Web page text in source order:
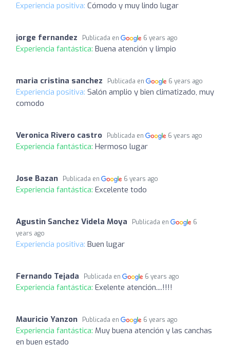
Experiencia positiva: Cómodo y muy lindo lugar
jorge fernandez Publicada en 6 years ago
Experiencia fantástica: Buena atención y limpio
maria cristina sanchez Publicada en 6 years ago
Experiencia positiva: Salón amplio y bien climatizado, muy
comodo
Veronica Rivero castro Publicada en 6 years ago
Experiencia fantástica: Hermoso lugar
Jose Bazan Publicada en 6 years ago
Experiencia fantástica: Excelente todo
Agustin Sanchez Videla Moya Publicada en
6
years ago
Experiencia positiva: Buen lugar
Fernando Tejada Publicada en 6 years ago
Experiencia fantástica: Exelente atención....!!!!
Mauricio Yanzon Publicada en 6 years ago
Experiencia fantástica: Muy buena atención y las canchas
en buen estado